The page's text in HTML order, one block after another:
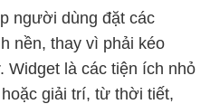
người dùng đặt các
nền, thay vì phải kéo
Widget là các tiện ích nhỏ
giải trí, từ thời tiết,